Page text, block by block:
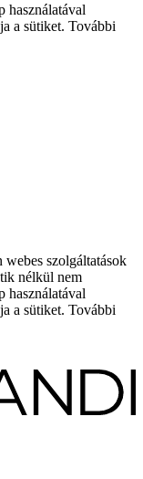
használatával
a sütiket. További
szolgáltatások
nélkül nem
használatával
a sütiket. További